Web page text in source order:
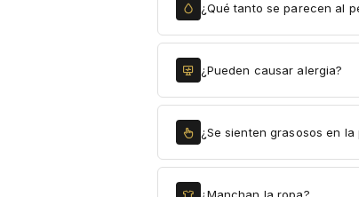
¿Qué tanto se parecen al
¿Pueden causar alergia?
¿Se sienten grasosos en la